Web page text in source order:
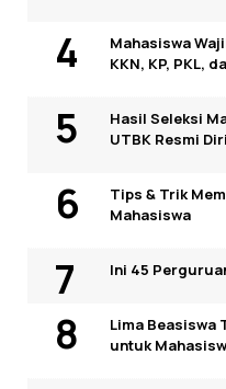
Mahasiswa
KKN, KP, PKL,
Hasil Seleksi
UTBK Resmi
Tips & Trik
Mahasiswa
Ini 45
Lima Beasiswa
untuk